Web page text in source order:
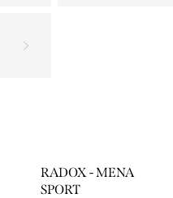
RADOX - MENA
SPORT